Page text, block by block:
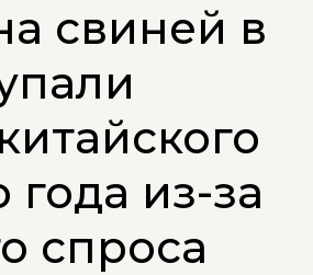
свиней в
года из-за
спроса